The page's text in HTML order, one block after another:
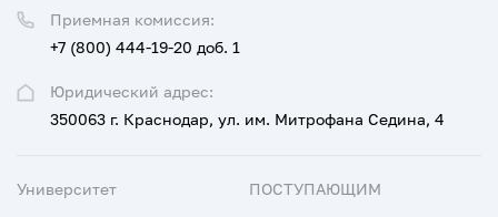
Юридический адрес:
350063 г. Краснодар, ул. им. Митрофана Седина, 4
Приемная комиссия:
+7 (800) 444-19-20 доб. 1
Университет ПОСТУПАЮЩИМ